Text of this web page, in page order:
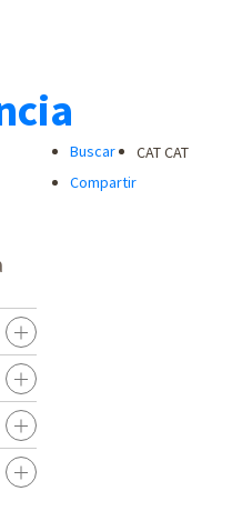
CATCAT
Buscar
Compartir